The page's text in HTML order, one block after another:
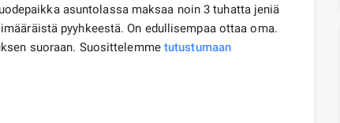
asuntolassa maksaa noin 3 tuhatta jeniä
pyyhkeestä. On edullisempaa ottaa oma.
suoraan. Suosittelemme tutustumaan